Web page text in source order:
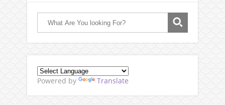
Powered by Translate